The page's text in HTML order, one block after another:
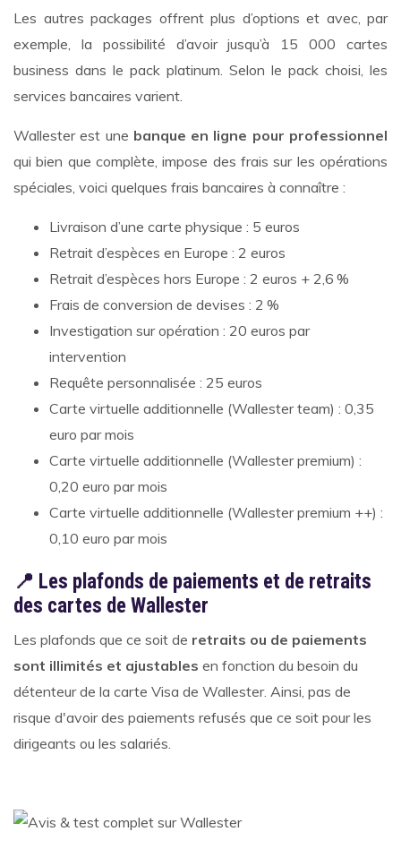
Les autres packages offrent plus d’options et avec, par
exemple, la possibilité d’avoir jusqu’à 15 000 cartes
business dans le pack platinum. Selon le pack choisi, les
services bancaires varient.
Wallester est une banque en ligne pour professionnel
qui bien que complète, impose des frais sur les opérations
spéciales, voici quelques frais bancaires à connaître :
Livraison d’une carte physique : 5 euros
Retrait d’espèces en Europe : 2 euros
Retrait d’espèces hors Europe : 2 euros + 2,6 %
Frais de conversion de devises : 2 %
Investigation sur opération : 20 euros par
intervention
Requête personnalisée : 25 euros
Carte virtuelle additionnelle (Wallester team) : 0,35
euro par mois
Carte virtuelle additionnelle (Wallester premium) :
0,20 euro par mois
Carte virtuelle additionnelle (Wallester premium ++) :
0,10 euro par mois
📍 Les plafonds de paiements et de retraits
des cartes de Wallester
Les plafonds que ce soit de retraits ou de paiements
sont illimités et ajustables en fonction du besoin du
détenteur de la carte Visa de Wallester. Ainsi, pas de
risque d'avoir des paiements refusés que ce soit pour les
dirigeants ou les salariés.